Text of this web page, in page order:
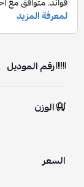
رقم الموديل
الوزن
السعر